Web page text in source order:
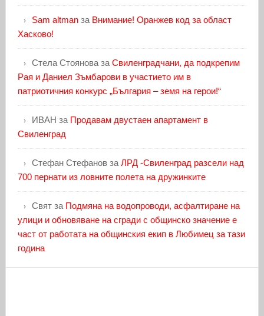
Sam altmanза Внимание! Оранжев код за област
Хасково!
Стела Стояноваза Свиленградчани, да подкрепим
Рая и Даниел Зъмбарови в участието им в
патриотичния конкурс „България – земя на герои!“
ИВАН за Продавам двустаен апартамент в
Свиленград
Стефан Стефановза ЛРД -Свиленград разсели над
700 пернати из ловните полета на дружинките
Святза Подмяна на водопроводи, асфалтиране на
улици и обновяване на сгради с общинско значение е
част от работата на общинския екип в Любимец за тази
година